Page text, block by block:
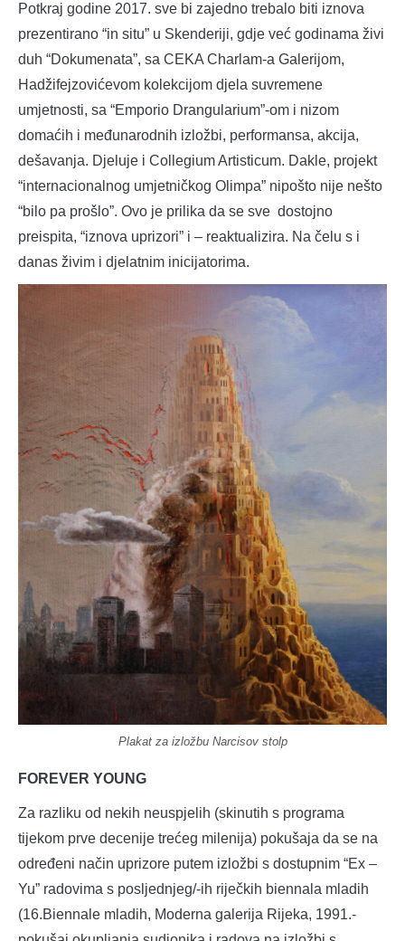
Potkraj godine 2017. sve bi zajedno trebalo biti iznova
prezentirano “in situ” u Skenderiji, gdje već godinama živi
duh “Dokumenata”, sa CEKA Charlam-a Galerijom,
Hadžifejzovićevom kolekcijom djela suvremene
umjetnosti, sa “Emporio Drangularium”-om i nizom
domaćih i međunarodnih izložbi, performansa, akcija,
dešavanja. Djeluje i Collegium Artisticum. Dakle, projekt
“internacionalnog umjetničkog Olimpa” nipošto nije nešto
“bilo pa prošlo”. Ovo je prilika da se sve dostojno
preispita, “iznova uprizori” i – reaktualizira. Na čelu s i
danas živim i djelatnim inicijatorima.
Plakat za izložbu Narcisov stolp
FOREVER YOUNG
Za razliku od nekih neuspjelih (skinutih s programa
tijekom prve decenije trećeg milenija) pokušaja da se na
određeni način uprizore putem izložbi s dostupnim “Ex –
Yu” radovima s posljednjeg/-ih riječkih biennala mladih
(16.Biennale mladih, Moderna galerija Rijeka, 1991.-